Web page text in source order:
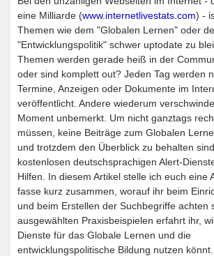
eine Milliarde (www.internetlivestats.com) -
Themen wie dem "Globalen Lernen" oder
"Entwicklungspolitik" schwer uptodate zu
Themen werden gerade heiß in der
oder sind komplett out? Jeden Tag werden
Termine, Anzeigen oder Dokumente im
veröffentlicht. Andere wiederum
Moment unbemerkt. Um nicht ganztags
müssen, keine Beiträge zum Globalen
und trotzdem den Überblick zu behalten
kostenlosen deutschsprachigen Alert-
Hilfen. In diesem Artikel stelle ich euch eine
fasse kurz zusammen, worauf ihr beim
und beim Erstellen der Suchbegriffe achten
ausgewählten Praxisbeispielen erfahrt ihr,
Dienste für das Globale Lernen und die
entwicklungspolitische Bildung nutzen